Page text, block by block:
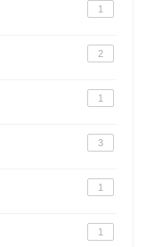
1
2
1
3
1
1